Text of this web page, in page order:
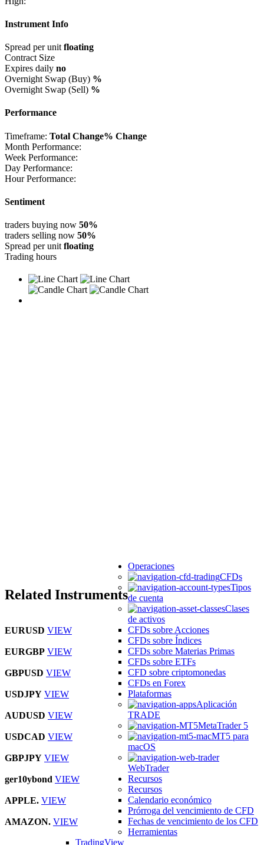
Instrument Info
Spread per unit floating
Contract Size
Expires daily no
Overnight Swap (Buy) %
Overnight Swap (Sell) %
Performance
Timeframe: Total Change% Change
Month Performance:
Week Performance:
Day Performance:
Hour Performance:
Sentiment
traders buying now 50%
traders selling now 50%
Spread per unit floating
Trading hours
Related Instruments
EURUSD VIEW
EURGBP VIEW
GBPUSD VIEW
USDJPY VIEW
AUDUSD VIEW
USDCAD VIEW
GBPJPY VIEW
ger10ybond VIEW
APPLE. VIEW
AMAZON. VIEW
Operaciones
CFDs
Tipos
de cuenta
Clases
de activos
CFDs sobre Acciones
CFDs sobre Índices
CFDs sobre Materias Primas
CFDs sobre ETFs
CFD sobre criptomonedas
CFDs en Forex
Plataformas
Aplicación
TRADE
MetaTrader 5
MT5 para
macOS
WebTrader
Recursos
Recursos
Calendario económico
Prórroga del vencimiento de CFD
Fechas de vencimiento de los CFD
Herramientas
TradingView